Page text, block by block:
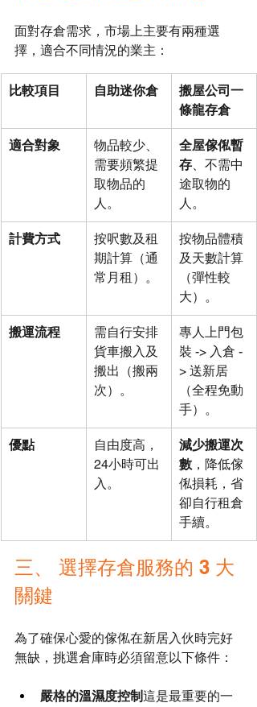
面對存倉需求，市場上主要有兩種選
擇，適合不同情況的業主：
比較項目 自助迷你倉
搬屋公司一
條龍存倉
適合對象
物品較少、
需要頻繁提
取物品的
人。
全屋傢俬暫
存、不需中
途取物的
人。
計費方式
按呎數及租
期計算（通
常月租）。
按物品體積
及天數計算
（彈性較
大）。
搬運流程
需自行安排
貨車搬入及
搬出（搬兩
次）。
專人上門包
裝 -> 入倉 -
> 送新居
（全程免動
手）。
優點
自由度高，
24小時可出
入。
減少搬運次
數 ，降低傢
俬損耗，省
卻自行租倉
手續。
三、 選擇存倉服務的 3 大
關鍵
為了確保心愛的傢俬在新居入伙時完好
無缺，挑選倉庫時必須留意以下條件：
嚴格的溫濕度控制這是最重要的一